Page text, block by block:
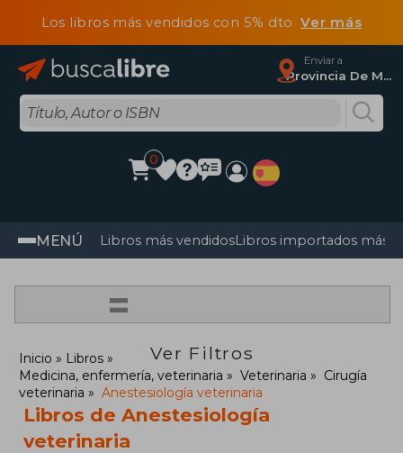
Los libros más vendidos con 5% dtoVer más
Enviar a
Provincia De Madrid
0
MENÚ Libros más vendidosLibros importados más
=
Ver Filtros
Inicio
Libros
Medicina, enfermería, veterinaria
Veterinaria
Cirugía
veterinaria
Anestesiología veterinaria
Libros de Anestesiología
veterinaria